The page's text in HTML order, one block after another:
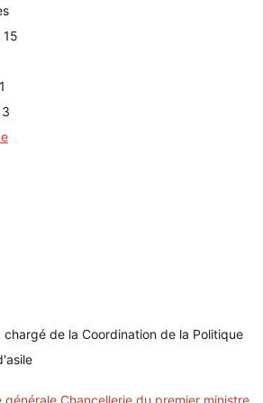
15
chargé de la Coordination de la Politique